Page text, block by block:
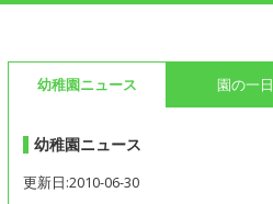
幼稚園ニュース 園の一日
幼稚園ニュース
更新日:2010-06-30